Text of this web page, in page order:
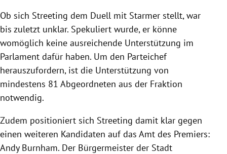
Ob sich Streeting dem Duell mit Starmer stellt, war
bis zuletzt unklar. Spekuliert wurde, er könne
womöglich keine ausreichende Unterstützung im
Parlament dafür haben. Um den Parteichef
herauszufordern, ist die Unterstützung von
mindestens 81 Abgeordneten aus der Fraktion
notwendig.
Zudem positioniert sich Streeting damit klar gegen
einen weiteren Kandidaten auf das Amt des Premiers:
Andy Burnham. Der Bürgermeister der Stadt